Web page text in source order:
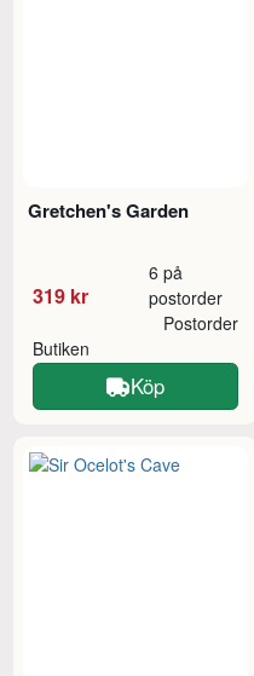
Gretchen's Garden
319 kr
6 på
postorder
Butiken
Postorder
Köp